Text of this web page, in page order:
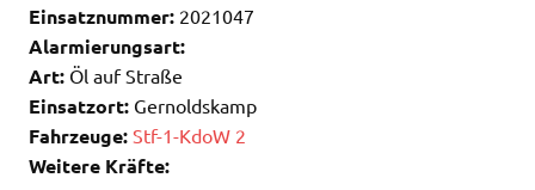
Einsatznummer: 2021047
Alarmierungsart:
Art: Öl auf Straße
Einsatzort: Gernoldskamp
Fahrzeuge: Stf-1-KdoW 2
Weitere Kräfte: